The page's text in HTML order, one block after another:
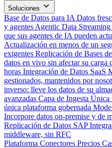
Soluciones
Base de Datos para IA Datos
y agentes Agentic Data Streaming
que sus agentes de IA pueden
Actualización en menos de un
exigentes Replicación de Bases
datos en vivo sin afectar su
horas Integración de Datos SaaS
gestionados, mantenidos por
inverso: lleve los datos de su
avanzadas Capa de Ingesta Única
única plataforma gobernada
Incorpore datos on-premise y de
Replicación de Datos SAP
middleware, sin RFC
Plataforma Conectores Precios